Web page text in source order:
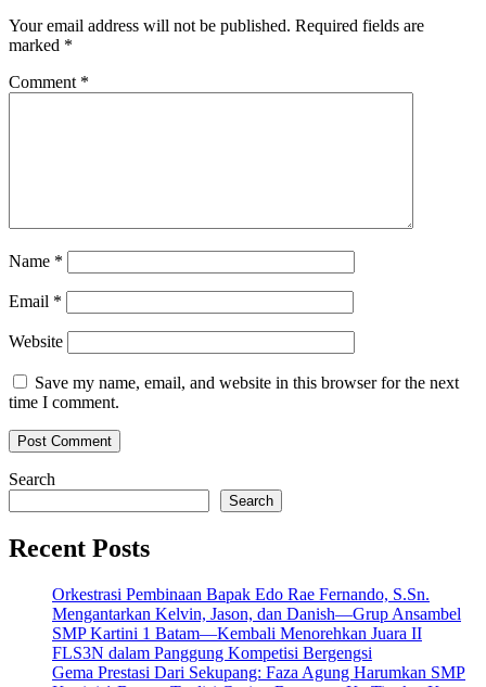
Your email address will not be published. Required fields are
marked *
Comment *
Name *
Email *
Website
Save my name, email, and website in this browser for the next
time I comment.
Search
Search
Recent Posts
Orkestrasi Pembinaan Bapak Edo Rae Fernando, S.Sn.
Mengantarkan Kelvin, Jason, dan Danish—Grup Ansambel
SMP Kartini 1 Batam—Kembali Menorehkan Juara II
FLS3N dalam Panggung Kompetisi Bergengsi
Gema Prestasi Dari Sekupang: Faza Agung Harumkan SMP